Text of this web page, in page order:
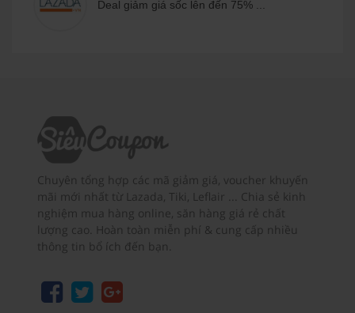
Deal giảm giá sốc lên đến 75% ...
Chuyên tổng hợp các mã giảm giá, voucher khuyến
mãi mới nhất từ Lazada, Tiki, Leflair ... Chia sẻ kinh
nghiệm mua hàng online, săn hàng giá rẻ chất
lượng cao. Hoàn toàn miễn phí & cung cấp nhiều
thông tin bổ ích đến bạn.